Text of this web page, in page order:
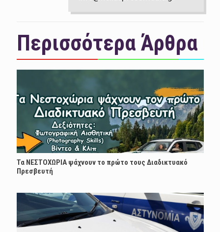
Περισσότερα Άρθρα
Τα ΝΕΣΤΟΧΩΡΙΑ ψάχνουν το πρώτο τους Διαδικτυακό
Πρεσβευτή